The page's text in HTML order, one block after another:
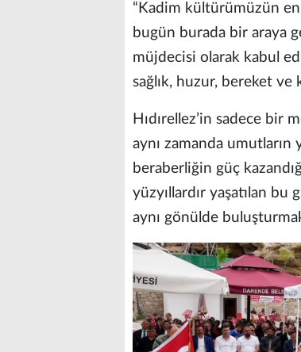
“Kadim kültürümüzün
bugün burada bir araya
müjdecisi olarak kabul
sağlık, huzur, bereket
Hıdırellez’in sadece bir
aynı zamanda umutların
beraberliğin güç
yüzyıllardır yaşatılan bu
aynı gönülde